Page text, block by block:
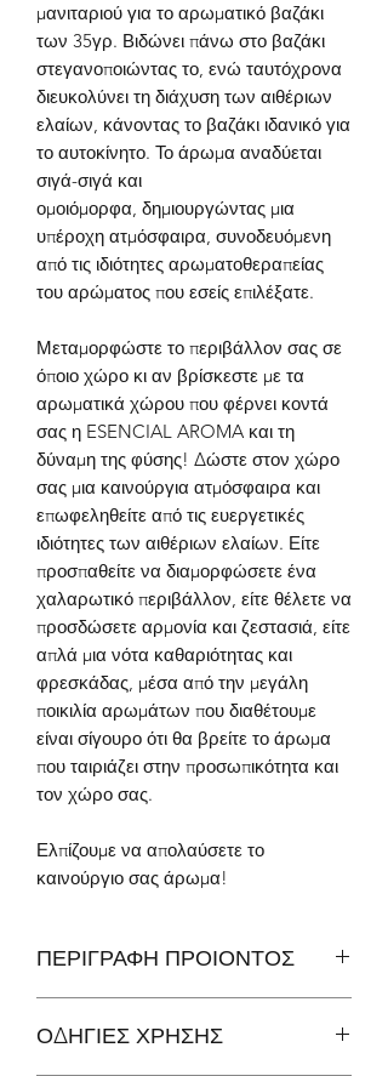
μανιταριού για το αρωματικό βαζάκι
των 35γρ. Βιδώνει πάνω στο βαζάκι
στεγανοποιώντας το, ενώ ταυτόχρονα
διευκολύνει τη διάχυση των αιθέριων
ελαίων, κάνοντας το βαζάκι ιδανικό για
το αυτοκίνητο. Το άρωμα αναδύεται
σιγά-σιγά και
ομοιόμορφα, δημιουργώντας μια
υπέροχη ατμόσφαιρα, συνοδευόμενη
από τις ιδιότητες αρωματοθεραπείας
του αρώματος που εσείς επιλέξατε.
Μεταμορφώστε το περιβάλλον σας σε
όποιο χώρο κι αν βρίσκεστε με τα
αρωματικά χώρου που φέρνει κοντά
σας η ESENCIAL AROMA και τη
δύναμη της φύσης! Δώστε στον χώρο
σας μια καινούργια ατμόσφαιρα και
επωφεληθείτε από τις ευεργετικές
ιδιότητες των αιθέριων ελαίων. Είτε
προσπαθείτε να διαμορφώσετε ένα
χαλαρωτικό περιβάλλον, είτε θέλετε να
προσδώσετε αρμονία και ζεστασιά, είτε
απλά μια νότα καθαριότητας και
φρεσκάδας, μέσα από την μεγάλη
ποικιλία αρωμάτων που διαθέτουμε
είναι σίγουρο ότι θα βρείτε το άρωμα
που ταιριάζει στην προσωπικότητα και
τον χώρο σας.
Ελπίζουμε να απολαύσετε το
καινούργιο σας άρωμα!
ΠΕΡΙΓΡΑΦΗ ΠΡΟΙΟΝΤΟΣ
μανιταριού για το αρωματικό βαζάκι
ΟΔΗΓΙΕΣ ΧΡΗΣΗΣ